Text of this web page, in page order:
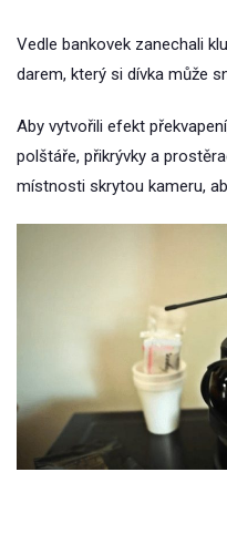
Vedle bankovek zanechali
darem, který si dívka může
Aby vytvořili efekt
polštáře, přikrývky a
místnosti skrytou kameru,